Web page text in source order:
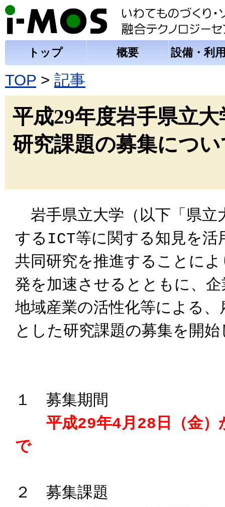
トップ 概要 設備・利
TOP > 記事
平成29年度岩手県立
研究課題の募集につ
岩手県立大学（以下「県立
するICT等に関する知見を活
共同研究を推進することに
発を加速させるとともに、
地域産業の活性化等による
とした研究課題の募集を開
１ 募集期間
平成29年4月28日（金
で
２ 募集課題